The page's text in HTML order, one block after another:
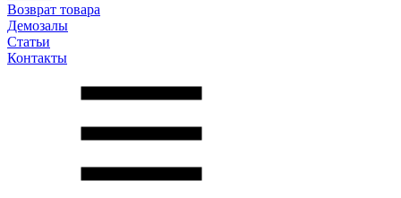
Возврат товара
Демозалы
Статьи
Контакты